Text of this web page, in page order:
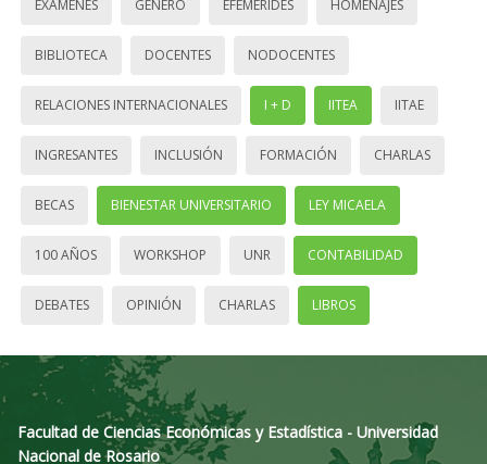
EXÁMENES GÉNERO EFEMÉRIDES HOMENAJES
BIBLIOTECA DOCENTES NODOCENTES
RELACIONES INTERNACIONALES I + D IITEA IITAE
INGRESANTES INCLUSIÓN FORMACIÓN CHARLAS
BECAS BIENESTAR UNIVERSITARIO LEY MICAELA
100 AÑOS WORKSHOP UNR CONTABILIDAD
DEBATES OPINIÓN CHARLAS LIBROS
Facultad de Ciencias Económicas y Estadística - Universidad
Nacional de Rosario